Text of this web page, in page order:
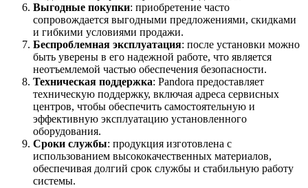
Выгодные покупки: приобретение часто
сопровождается выгодными предложениями, скидками
и гибкими условиями продажи.
Беспроблемная эксплуатация: после установки можно
быть уверены в его надежной работе, что является
неотъемлемой частью обеспечения безопасности.
Техническая поддержка: Pandora предоставляет
техническую поддержку, включая адреса сервисных
центров, чтобы обеспечить самостоятельную и
эффективную эксплуатацию установленного
оборудования.
Сроки службы: продукция изготовлена с
использованием высококачественных материалов,
обеспечивая долгий срок службы и стабильную работу
системы.